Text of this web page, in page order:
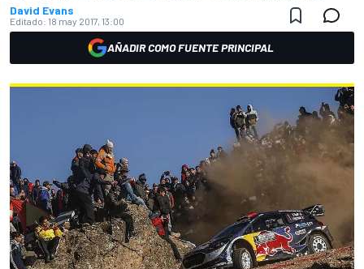
David Evans
Editado: 18 may 2017, 13:00
AÑADIR COMO FUENTE PRINCIPAL